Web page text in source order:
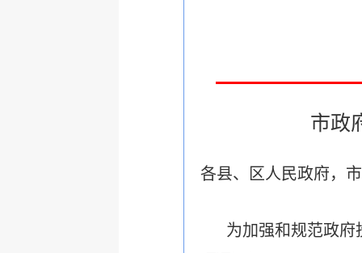
市政
各县、区人民政府，
为加强和规范政府